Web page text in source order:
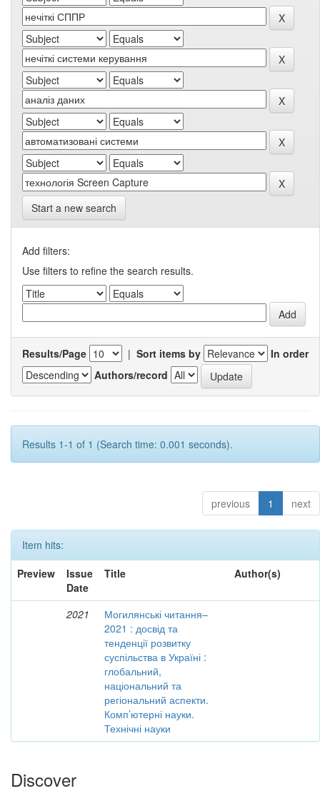
Start a new search
Add filters:
Use filters to refine the search results.
Results/Page | Sort items by
In order
Authors/record
Results 1-1 of 1 (Search time: 0.001 seconds).
previous 1 next
Item hits:
Preview
Issue
Date
Title Author(s)
2021
Могилянські читання–
2021 : досвід та
тенденції розвитку
суспільства в Україні :
глобальний,
національний та
регіональний аспекти.
Комп’ютерні науки.
Технічні науки
Discover